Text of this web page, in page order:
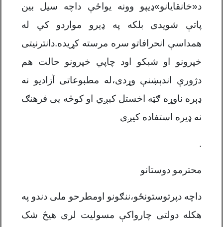
د«خانقایانو»ډیپو وونه یواځې داچه سیل بین
پاتې شویدی بلکه په ډیرو مواردو کي له
همداسې انحرافاتو سره مرسته کړیده.دانترنیتی
خپرونو او شبکو اود چاپي خپرونو حالت هم
دژورې اندېښنې وړدی،له مطبوعاتی آزادیو نه
ډېره ناوړه ګټه اخستل کیږي او کوڅه یی فرهنګ
نه ډیره استفاده کیږی
.
محترمو دوستانو
داچه دپرتوستونځو،ننګونو اومطرحو ملی دندو په
هکله دولتی چارواکې مسولیت لری هيڅ شک